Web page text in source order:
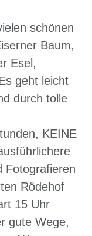
schönen
Baum,
Esel,
geht leicht
durch tolle
KEINE
Fotografieren
Rödehof
15 Uhr
gute Wege,